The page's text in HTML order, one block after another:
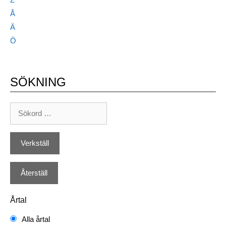
Å
Ä
Ö
SÖKNING
Årtal
Alla årtal